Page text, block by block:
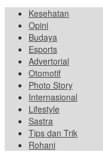
Kesehatan
Opini
Budaya
Esports
Advertorial
Otomotif
Photo Story
Internasional
Lifestyle
Sastra
Tips dan Trik
Rohani